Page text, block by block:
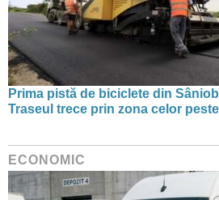
Prima pistă de biciclete din
Traseul trece prin zona celor
ECONOMIC